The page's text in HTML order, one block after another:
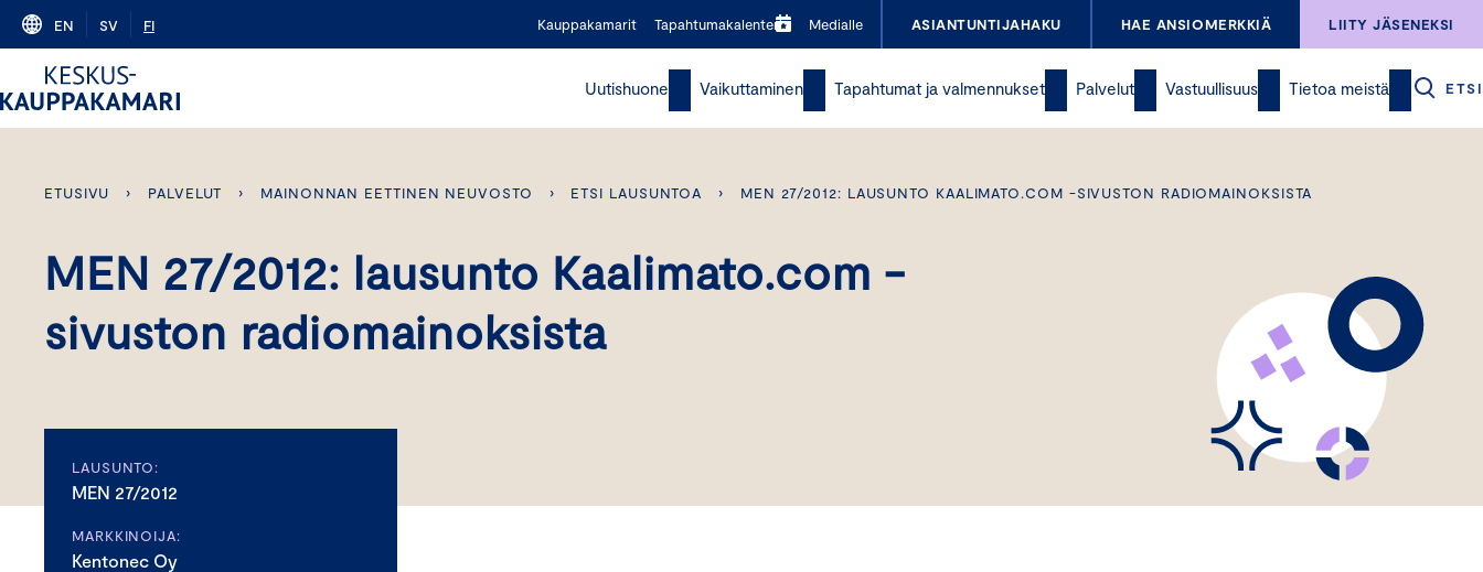
Skip
content
EN SV FI Kauppakamarit Tapahtumakalenteri Medialle ASIANTUNTIJAHAKU HAE ANSIOMERKKIÄ LIITY JÄSENEKSI
Uutishuone Vaikuttaminen Tapahtumat ja valmennukset Palvelut Vastuullisuus Tietoa meistä ETSI
ETUSIVU › PALVELUT › MAINONNAN EETTINEN NEUVOSTO › ETSI LAUSUNTOA › MEN 27/2012: LAUSUNTO KAALIMATO.COM -SIVUSTON RADIOMAINOKSISTA
MEN 27/2012: lausunto Kaalimato.com -
sivuston radiomainoksista
LAUSUNTO:
MEN 27/2012
MARKKINOIJA:
Kentonec Oy